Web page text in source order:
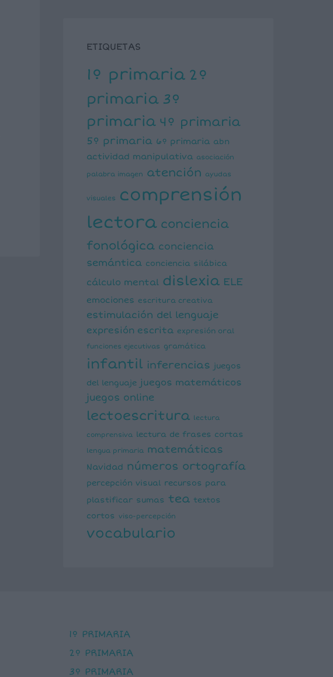
ETIQUETAS
1º primaria 2º
primaria 3º
primaria 4º primaria
5º primaria 6º primaria abn
actividad manipulativa asociación
palabra imagen atención ayudas
visuales
comprensión
lectora conciencia
fonológica conciencia
semántica conciencia silábica
cálculo mental dislexia ELE
emociones escritura creativa
estimulación del lenguaje
expresión escrita expresión oral
funciones ejecutivas gramática
infantil inferencias juegos
del lenguaje juegos matemáticos
juegos online
lectoescritura lectura
comprensiva lectura de frases cortas
lengua primaria matemáticas
Navidad números ortografía
percepción visual recursos para
plastificar sumas tea textos
cortos
viso-percepción
vocabulario
1º PRIMARIA
2º PRIMARIA
3º PRIMARIA